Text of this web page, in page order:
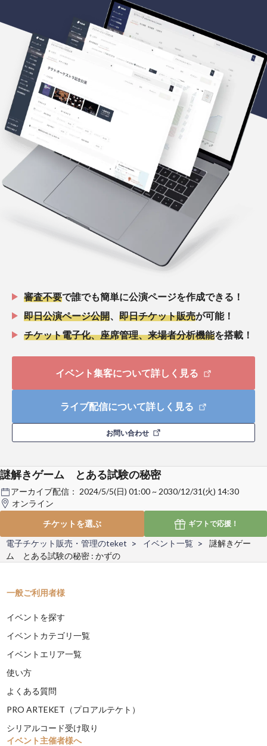
審査不要で誰でも簡単に公演ページを作成できる！
即日公演ページ公開
即日チケット販売が可能！
チケット電子化、座席管理、来場者分析機能を搭載！
イベント集客について詳しく見る
ライブ配信について詳しく見る
お問い合わせ
謎解きゲーム とある試験の秘密
アーカイブ配信： 2024/5/5(日) 01:00 ~ 2030/12/31(火) 14:30
オンライン
チケットを選ぶ
ギフトで応援！
電子チケット販売・管理のteket イベント一覧
謎解きゲー
ム とある試験の秘密 : かずの
一般ご利用者様
イベントを探す
イベントカテゴリ一覧
イベントエリア一覧
使い方
よくある質問
PRO ARTEKET（プロアルテケト）
シリアルコード受け取り
イベント主催者様へ